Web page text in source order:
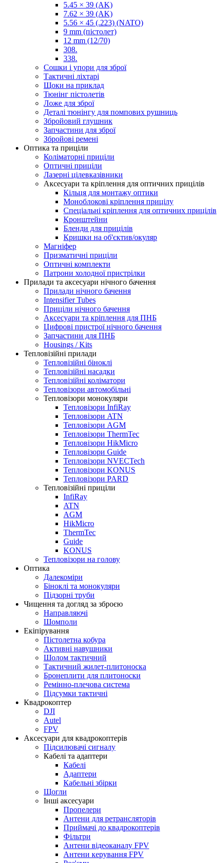
5.45 × 39 (AK)
7.62 × 39 (AK)
5.56 × 45 (.223) (NATO)
9 mm (пістолет)
12 mm (12/70)
308.
338.
Сошки і упори для зброї
Тактичні ліхтарі
Щоки на приклад
Тюнінг пістолетів
Ложе для зброї
Деталі тюнінгу для помпових рушниць
Збройовий глушник
Запчастини для зброї
Збройові ремені
Оптика та приціли
Коліматорні приціли
Оптичні приціли
Лазерні цілевказівники
Аксесуари та кріплення для оптичних прицілів
Кільця для монтажу оптики
Моноблокові кріплення прицілу
Спеціальні кріплення для оптичних прицілів
Кронштейни
Бленди для прицілів
Кришки на об'єктив/окуляр
Магніфер
Призматичні приціли
Оптичні комплекти
Патрони холодної пристрілки
Прилади та аксесуари нічного бачення
Прилади нічного бачення
Intensifier Tubes
Приціли нічного бачення
Аксесуари та кріплення для ПНБ
Цифрові пристрої нічного бачення
Запчастини для ПНБ
Housings / Kits
Тепловізійні прилади
Тепловізійні біноклі
Тепловізійні насадки
Тепловізійні коліматори
Тепловізори автомобільні
Тепловізори монокуляри
Тепловізори InfiRay
Тепловізори ATN
Тепловізори AGM
Тепловізори ThermTec
Тепловізори HikMicro
Тепловізори Guide
Тепловізори NVECTech
Тепловізори KONUS
Тепловізори PARD
Тепловізійні приціли
InfiRay
ATN
AGM
HikMicro
ThermTec
Guide
KONUS
Тепловізори на голову
Оптика
Далекоміри
Біноклі та монокуляри
Підзорні труби
Чищення та догляд за зброєю
Направляючі
Шомполи
Екіпірування
Пістолетна кобура
Активні навушники
Шолом тактичний
Тактичний жилет-плитоноска
Бронеплити для плитоноски
Ремінно-плечова система
Підсумки тактичні
Квадрокоптер
DJI
Autel
FPV
Аксесуари для квадрокоптерів
Підсилювачі сигналу
Кабелі та адаптери
Кабелі
Адаптери
Кабельні збірки
Щогли
Інші аксесуари
Пропелери
Антени для ретрансляторів
Приймачі до квадрокоптерів
Фільтри
Антени відеоканалу FPV
Антени керування FPV